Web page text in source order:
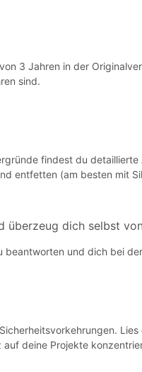
von 3 Jahren in der
sind.
findest du
entfetten (am besten mit
überzeug dich selbst
und dich bei
deine Projekte